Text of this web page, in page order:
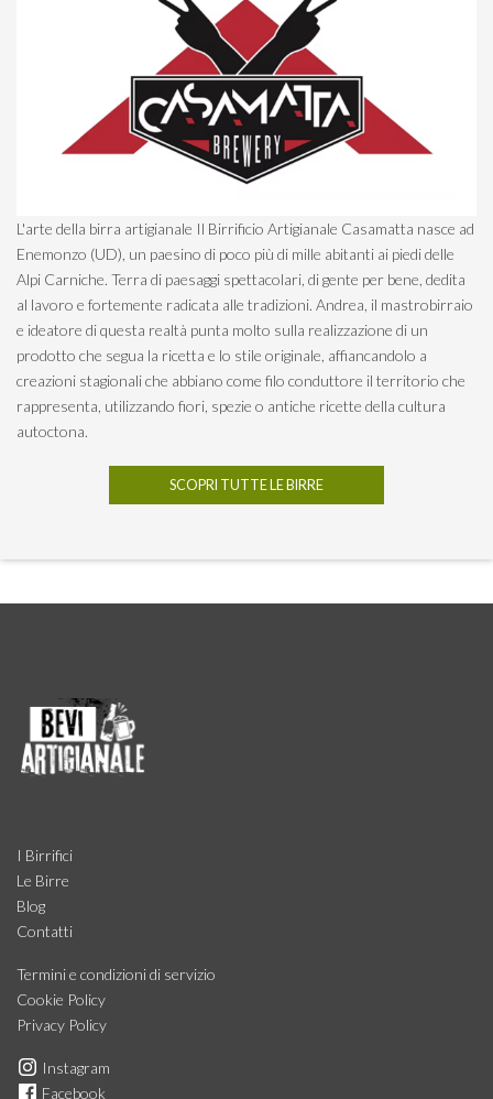
L'arte della birra artigianale Il Birrificio Artigianale Casamatta nasce ad
Enemonzo (UD), un paesino di poco più di mille abitanti ai piedi delle
Alpi Carniche. Terra di paesaggi spettacolari, di gente per bene, dedita
al lavoro e fortemente radicata alle tradizioni. ​Andrea, il mastrobirraio
e ideatore di questa realtà punta molto sulla realizzazione di un
prodotto che segua la ricetta e lo stile originale, affiancandolo a
creazioni stagionali che abbiano come filo conduttore il territorio che
rappresenta, utilizzando fiori, spezie o antiche ricette della cultura
autoctona.
SCOPRI TUTTE LE BIRRE
I Birrifici
Le Birre
Blog
Contatti
Termini e condizioni di servizio
Cookie Policy
Privacy Policy
Instagram
Facebook